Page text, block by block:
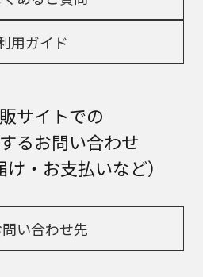
用ガイド
サイトでの
るお問い合わせ
け・お支払いなど）
い合わせ先